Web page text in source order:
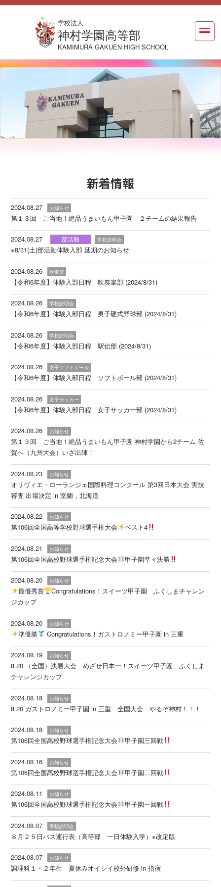
学校法人
神村学園高等部
KAMIMURA GAKUEN HIGH SCHOOL
新着情報
2024.08.27 お知らせ
第１３回 ご当地！絶品うまいもん甲子園 ２チームの結果報告
2024.08.27 部活動 学校説明会
※8/31(土)部活動体験入部 延期のお知らせ
2024.08.26 吹奏楽
【令和6年度】体験入部日程 吹奏楽部 (2024/8/31)
2024.08.26 学校説明会
【令和6年度】体験入部日程 男子硬式野球部 (2024/8/31)
2024.08.26 学校説明会
【令和6年度】体験入部日程 駅伝部 (2024/8/31)
2024.08.26 女子ソフトボール
【令和6年度】体験入部日程 ソフトボール部 (2024/8/31)
2024.08.26 女子サッカー
【令和6年度】体験入部日程 女子サッカー部 (2024/8/31)
2024.08.26 お知らせ
第１３回 ご当地！絶品うまいもん甲子園 神村学園から2チーム 佐
賀へ（九州大会）いざ出陣！
2024.08.23 お知らせ
オリヴィエ・ローランジェ国際料理コンクール 第3回日本大会 実技
審査 出場決定 in 室蘭，北海道
2024.08.22 お知らせ
第106回全国高等学校野球選手権大会 ベスト4
2024.08.21 お知らせ
第106回全国高校野球選手権記念大会 甲子園準々決勝
2024.08.20 お知らせ
最優秀賞
Congratulations！スイーツ甲子園 ふくしまチャレン
ジカップ
2024.08.20 お知らせ
準優勝 Congratulations！ガストロノミー甲子園 in 三重
2024.08.19 お知らせ
8.20 （全国）決勝大会 めざせ日本一！スイーツ甲子園 ふくしま
チャレンジカップ
2024.08.18 お知らせ
8.20 ガストロノミー甲子園 in 三重 全国大会 やるぞ神村！！！
2024.08.18 お知らせ
第106回全国高校野球選手権記念大会 甲子園三回戦
2024.08.16 お知らせ
第106回全国高校野球選手権記念大会 甲子園二回戦
2024.08.11 お知らせ
第106回全国高校野球選手権記念大会 甲子園一回戦
2024.08.07 学校説明会
８月２５日バス運行表（高等部 一日体験入学）※改定版
2024.08.07 お知らせ
調理科１・２年生 夏休みオイシイ校外研修 in 指宿